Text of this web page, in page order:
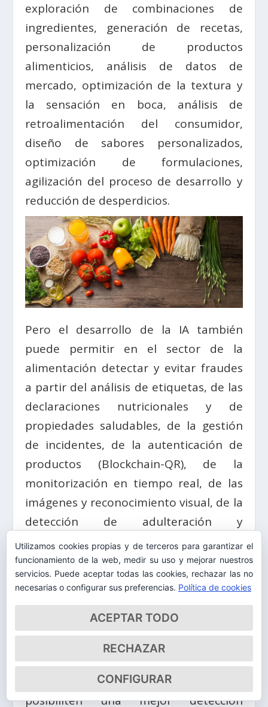
exploración de combinaciones de
ingredientes, generación de recetas,
personalización de productos
alimenticios, análisis de datos de
mercado, optimización de la textura y
la sensación en boca, análisis de
retroalimentación del consumidor,
diseño de sabores personalizados,
optimización de formulaciones,
agilización del proceso de desarrollo y
reducción de desperdicios.
Pero el desarrollo de la IA también
puede permitir en el sector de la
alimentación detectar y evitar fraudes
a partir del análisis de etiquetas, de las
declaraciones nutricionales y de
propiedades saludables, de la gestión
de incidentes, de la autenticación de
productos (Blockchain-QR), de la
monitorización en tiempo real, de las
imágenes y reconocimiento visual, de la
detección de adulteración y
falsificación, de modelos predictivos,
del análisis de datos de transacciones y
del seguimiento de la cadena de
Otro de los objetivos de aplicación de la
IA en el campo de la alimentación debe
ser la garantía de la seguridad
alimentaria a partir de métodos que
posibiliten una mejor detección
Utilizamos cookies propias y de terceros para garantizar el
funcionamiento de la web, medir su uso y mejorar nuestros
servicios. Puede aceptar todas las cookies, rechazar las no
necesarias o configurar sus preferencias. Política de cookies
ACEPTAR TODO
RECHAZAR
CONFIGURAR